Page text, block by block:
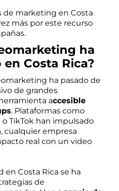
de marketing en Costa
más por este recurso
ha
Costa Rica?
ha pasado de
de grandes
accesible
. Plataformas como
TikTok han impulsado
cualquier empresa
real con un video
en Costa Rica se ha
de